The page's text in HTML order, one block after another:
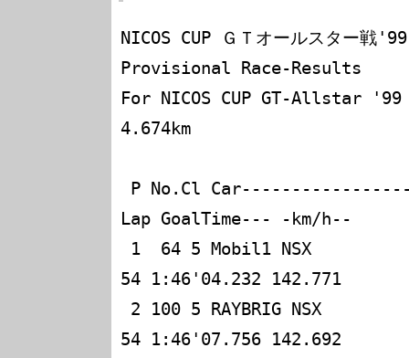
NICOS CUP ＧＴオールスター
Provisional Race-Results
For NICOS CUP GT-Allstar '99
4.674km
Lap GoalTime--- -km/h--
54 1:46'04.232 142.771
54 1:46'07.756 142.692